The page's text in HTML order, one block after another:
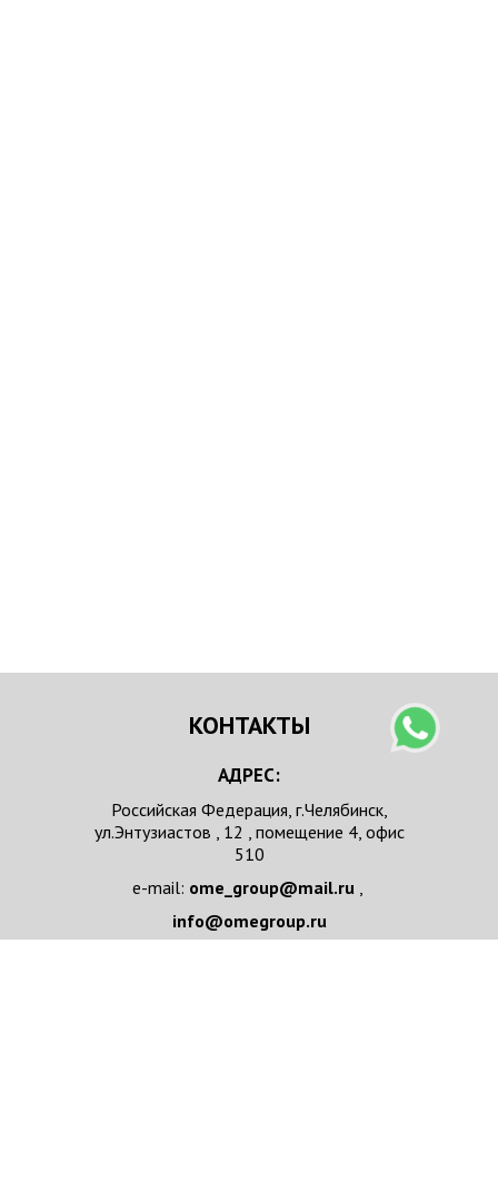
КОНТАКТЫ
АДРЕС:
Российская Федерация, г.Челябинск,
ул.Энтузиастов , 12 , помещение 4, офис
510
e-mail: ome_group@mail.ru,
info@omegroup.ru